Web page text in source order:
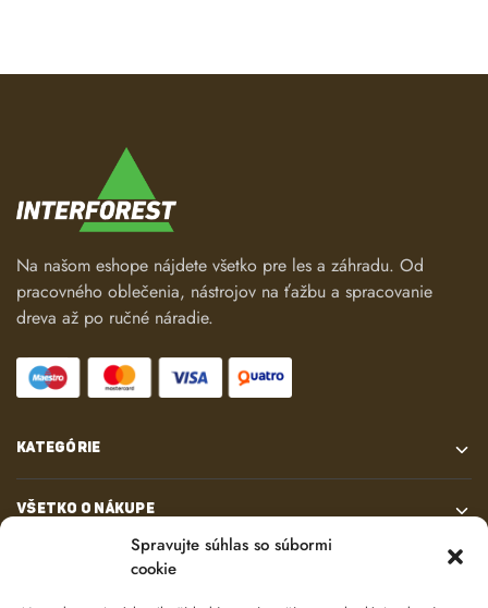
Spravujte súhlas so súbormi
cookie
Na našom eshope nájdete všetko pre les a záhradu. Od
pracovného oblečenia, nástrojov na ťažbu a spracovanie
dreva až po ručné náradie.
KATEGÓRIE
VŠETKO O NÁKUPE